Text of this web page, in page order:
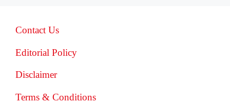
Contact Us
Editorial Policy
Disclaimer
Terms & Conditions